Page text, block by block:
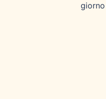
giorno